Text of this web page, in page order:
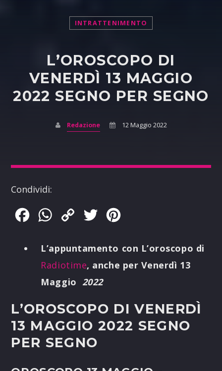
INTRATTENIMENTO
L’OROSCOPO DI
VENERDÌ 13 MAGGIO
2022 SEGNO PER SEGNO
Redazione 12 Maggio 2022
Condividi:
FacebookWhatsApp
Copy
Twitter
L’appuntamento con L’oroscopo di
Radiotime, anche per Venerdì 13
Maggio 2022
L’OROSCOPO DI VENERDÌ
13 MAGGIO 2022 SEGNO
PER SEGNO